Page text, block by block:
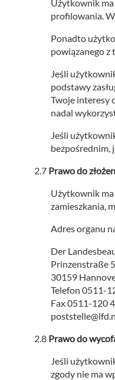
Użytkownik
profilowania.
Ponadto
powiązanego z
Jeśli
podstawy
Twoje interesy
nadal
Jeśli
bezpośrednim,
Prawo do
Użytkownik ma
zamieszkania,
Adres organu
Der
Prinzenstraße 5
30159
Telefon 0511-
Fax 0511-120
Prawo do
Jeśli
zgody nie ma